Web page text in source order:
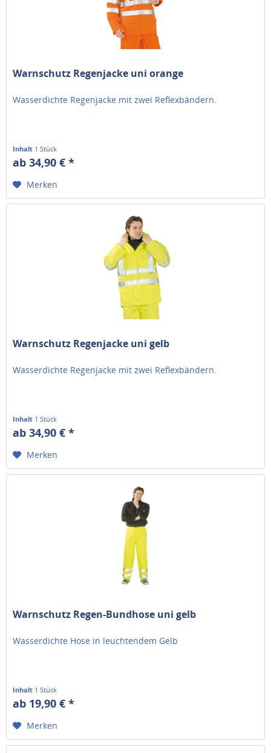
Warnschutz Regenjacke uni orange
Wasserdichte Regenjacke mit zwei Reflexbändern.
Inhalt 1 Stück
ab 34,90 € *
Merken
Warnschutz Regenjacke uni gelb
Wasserdichte Regenjacke mit zwei Reflexbändern.
Inhalt 1 Stück
ab 34,90 € *
Merken
Warnschutz Regen-Bundhose uni gelb
Wasserdichte Hose in leuchtendem Gelb
Inhalt 1 Stück
ab 19,90 € *
Merken